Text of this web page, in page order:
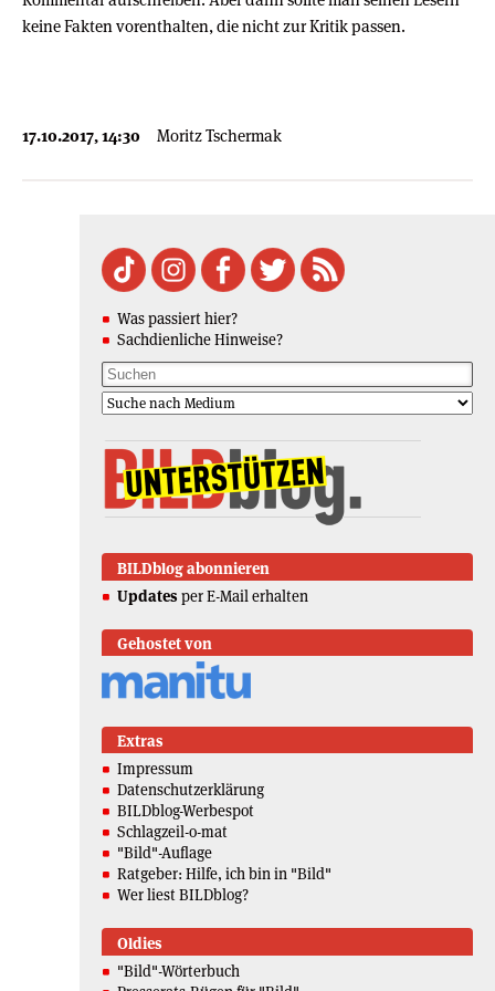
keine Fakten vorenthalten, die nicht zur Kritik passen.
17.10.2017, 14:30 Moritz Tschermak
Was passiert hier?
Sachdienliche Hinweise?
BILDblog abonnieren
Updates per E-Mail erhalten
Gehostet von
Extras
Impressum
Datenschutzerklärung
BILDblog-Werbespot
Schlagzeil-o-mat
"Bild"-Auflage
Ratgeber: Hilfe, ich bin in "Bild"
Wer liest BILDblog?
Oldies
"Bild"-Wörterbuch